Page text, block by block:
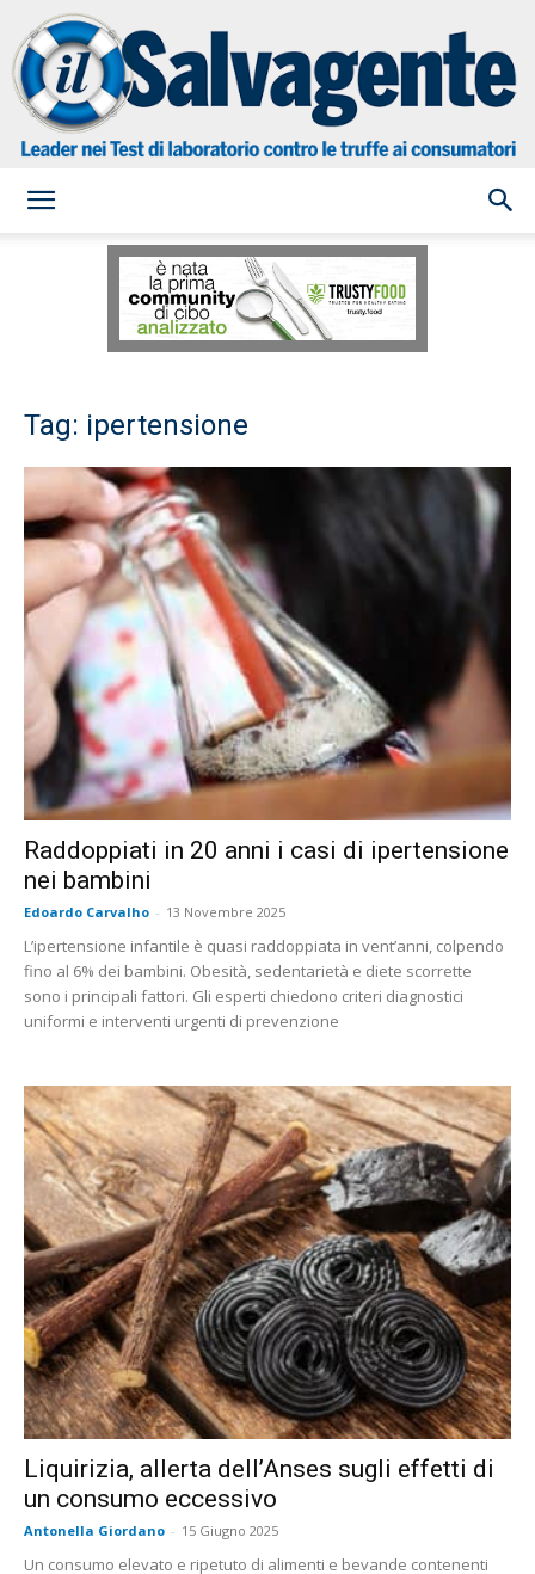
Salvagente
Tag: ipertensione
Raddoppiati in 20 anni i casi di ipertensione
nei bambini
Edoardo Carvalho - 13 Novembre 2025
L’ipertensione infantile è quasi raddoppiata in vent’anni, colpendo
fino al 6% dei bambini. Obesità, sedentarietà e diete scorrette
sono i principali fattori. Gli esperti chiedono criteri diagnostici
uniformi e interventi urgenti di prevenzione
Liquirizia, allerta dell’Anses sugli effetti di
un consumo eccessivo
Antonella Giordano - 15 Giugno 2025
Un consumo elevato e ripetuto di alimenti e bevande contenenti